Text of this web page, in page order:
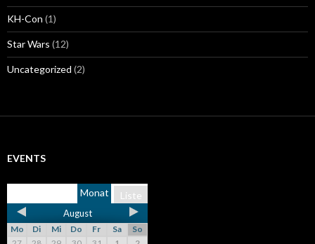
KH-Con (1)
Star Wars (12)
Uncategorized (2)
EVENTS
Liste
Monat
August
Mo Di Mi Do Fr Sa
So